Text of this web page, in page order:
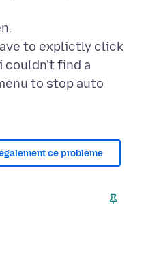
to explictly click
couldn't find a
to stop auto
ce problème